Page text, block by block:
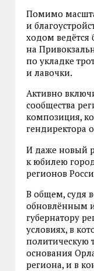
Помимо
и
ходом ведётся
на
по укладке
и лавочки.
Активно
сообщества
композиция,
гендиректора
И даже новый
к юбилею
регионов
В общем, судя
обновлённым
губернатору
условиях, в
политическую
основания
региона, и в